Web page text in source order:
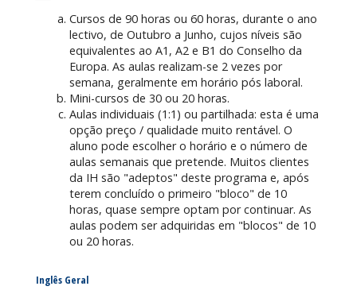
Cursos de 90 horas ou 60 horas, durante o ano
lectivo, de Outubro a Junho, cujos níveis são
equivalentes ao A1, A2 e B1 do Conselho da
Europa. As aulas realizam-se 2 vezes por
semana, geralmente em horário pós laboral.
Mini-cursos de 30 ou 20 horas.
Aulas individuais (1:1) ou partilhada: esta é uma
opção preço / qualidade muito rentável. O
aluno pode escolher o horário e o número de
aulas semanais que pretende. Muitos clientes
da IH são "adeptos" deste programa e, após
terem concluído o primeiro "bloco" de 10
horas, quase sempre optam por continuar. As
aulas podem ser adquiridas em "blocos" de 10
ou 20 horas.
Inglês Geral